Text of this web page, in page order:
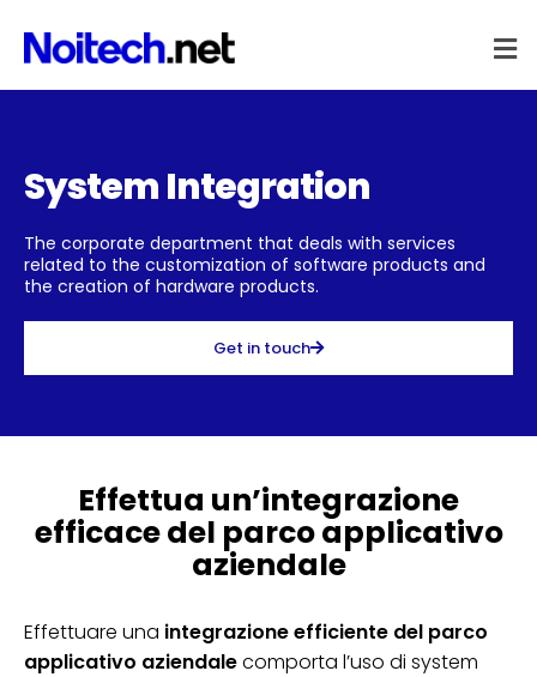
System Integration
The corporate department that deals with services
related to the customization of software products and
the creation of hardware products.
Get in touch
Effettua un’integrazione
efficace del parco applicativo
aziendale
Effettuare una integrazione efficiente del parco
applicativo aziendalecomporta l’uso di system